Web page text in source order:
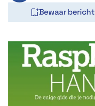
Bewaar bericht